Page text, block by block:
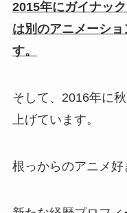
2015年にガイナッ
は別のアニメーシ
す。
そして、2016年に
上げています。
根っからのアニメ好